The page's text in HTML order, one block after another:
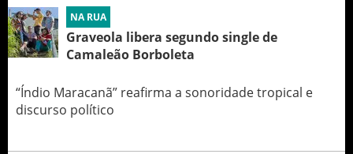
NA RUA
Graveola libera segundo single de
Camaleão Borboleta
“Índio Maracanã” reafirma a sonoridade tropical e
discurso político